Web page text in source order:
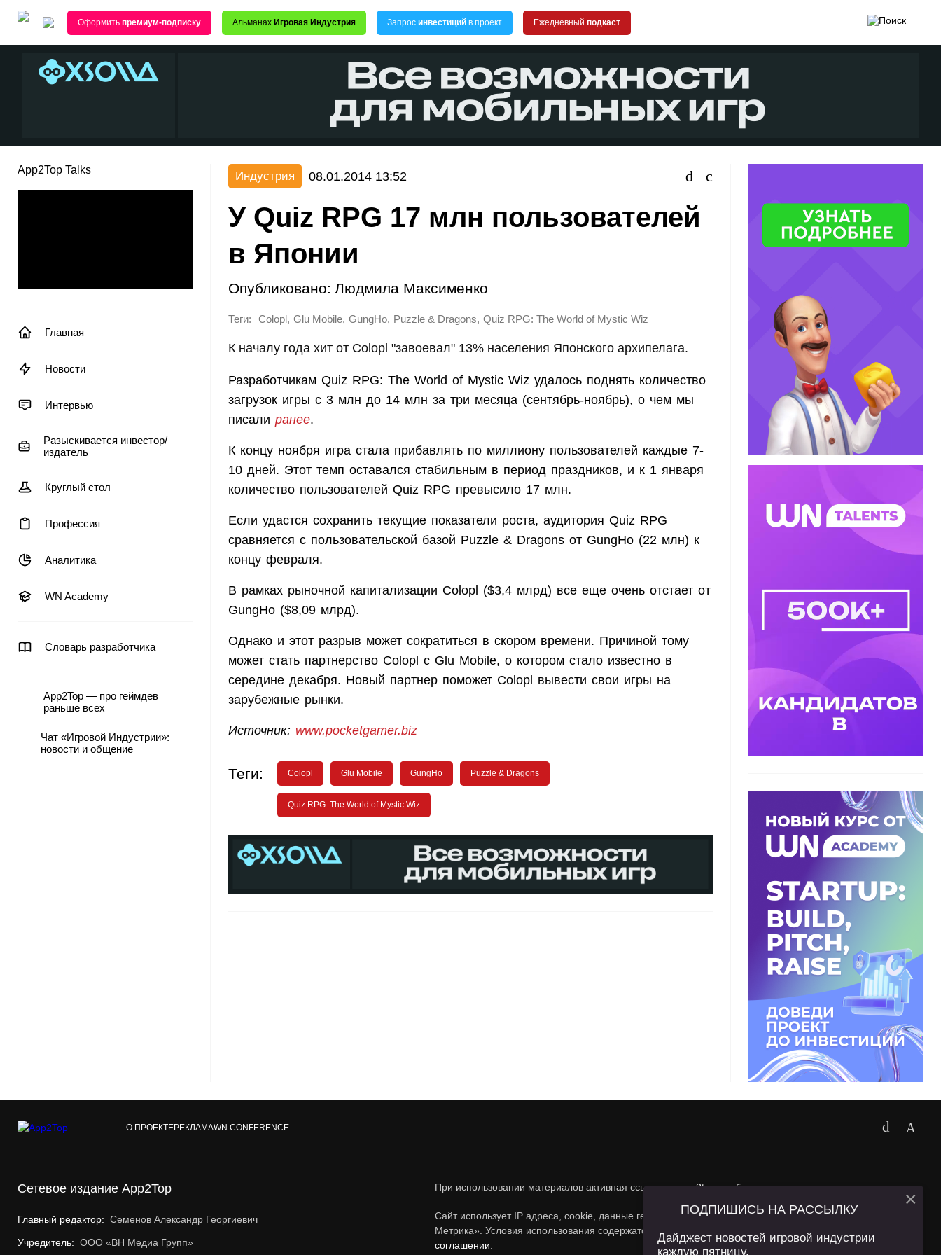
Оформить премиум-подписку Альманах Игровая Индустрия Запрос инвестиций в проект Ежедневный подкаст
App2Top Talks
Главная
Новости
Интервью
Разыскивается инвестор/
издатель
Круглый стол
Профессия
Аналитика
WN Academy
Словарь разработчика
App2Top — про геймдев
раньше всех
Чат «Игровой Индустрии»:
новости и общение
Индустрия 08.01.2014 13:52
У Quiz RPG 17 млн пользователей
в Японии
Опубликовано: Людмила Максименко
Теги: Colopl , Glu Mobile, GungHo, Puzzle & Dragons, Quiz RPG: The World of Mystic Wiz
К началу года хит от Colopl "завоевал" 13% населения Японского архипелага.
Разработчикам Quiz RPG: The World of Mystic Wiz удалось поднять количество
загрузок игры с 3 млн до 14 млн за три месяца (сентябрь-ноябрь), о чем мы
писали ранее.
К концу ноября игра стала прибавлять по миллиону пользователей каждые 7-
10 дней. Этот темп оставался стабильным в период праздников, и к 1 января
количество пользователей Quiz RPG превысило 17 млн.
Если удастся сохранить текущие показатели роста, аудитория Quiz RPG
сравняется с пользовательской базой Puzzle & Dragons от GungHo (22 млн) к
концу февраля.
В рамках рыночной капитализации Colopl ($3,4 млрд) все еще очень отстает от
GungHo ($8,09 млрд).
Однако и этот разрыв может сократиться в скором времени. Причиной тому
может стать партнерство Colopl с Glu Mobile, о котором стало известно в
середине декабря. Новый партнер поможет Colopl вывести свои игры на
зарубежные рынки.
Источник: www.pocketgamer.biz
Теги: Colopl Glu Mobile GungHo Puzzle & Dragons
Quiz RPG: The World of Mystic Wiz
О ПРОЕКТЕРЕКЛАМАWN CONFERENCE
Сетевое издание App2Top
Главный редактор: Семенов Александр Георгиевич
Учредитель: ООО «ВН Медиа Групп»
При использовании материалов активная ссылка наapp2top.ruобязательна.
Сайт использует IP адреса, cookie, данные геолокации Пользователей сайта и сервис «Яндекс
Метрика». Условия использования содержатся в
Политике конфиденциальностии
соглашении
ПОДПИШИСЬ НА РАССЫЛКУ
Дайджест новостей игровой индустрии
каждую пятницу.
×